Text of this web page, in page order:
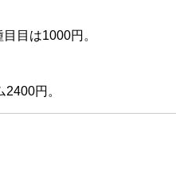
目は1000円。
円。